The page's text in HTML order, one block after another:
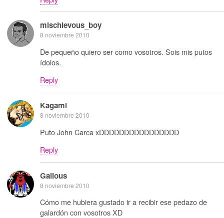
mischievous_boy
8 noviembre 2010
De pequeño quiero ser como vosotros. Sois mis putos
ídolos.
Reply
Kagami
8 noviembre 2010
Puto John Carca xDDDDDDDDDDDDDDDD
Reply
Galious
8 noviembre 2010
Cómo me hubiera gustado ir a recibir ese pedazo de
galardón con vosotros XD